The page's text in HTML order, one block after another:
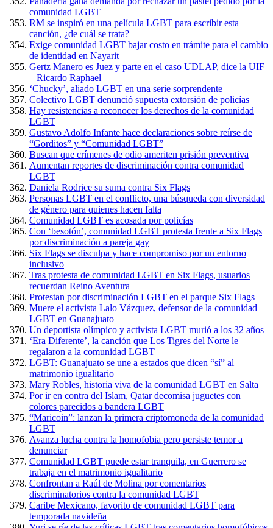
comunidad LGBT
RM se inspiró en una película LGBT para escribir esta
canción, ¿de cuál se trata?
Exige comunidad LGBT bajar costo en trámite para el cambio
de identidad en Nayarit
Gertz Manero es Juez y parte en el caso UDLAP, dice la UIF
– Ricardo Raphael
‘Chucky’, aliado LGBT en una serie sorprendente
Colectivo LGBT denunció supuesta extorsión de policías
Hay resistencias a reconocer los derechos de la comunidad
LGBT
Gustavo Adolfo Infante hace declaraciones sobre reírse de
“Gorditos” y “Comunidad LGBT”
Buscan que crímenes de odio ameriten prisión preventiva
Aumentan reportes de discriminación contra comunidad
LGBT
Daniela Rodrice su suma contra Six Flags
Personas LGBT en el conflicto, una búsqueda con diversidad
de género para quienes hacen falta
Comunidad LGBT es acosada por policías
Con ‘besotón’, comunidad LGBT protesta frente a Six Flags
por discriminación a pareja gay
Six Flags se disculpa y hace compromiso por un entorno
inclusivo
Tras protesta de comunidad LGBT en Six Flags, usuarios
recuerdan Reino Aventura
Protestan por discriminación LGBT en el parque Six Flags
Muere el activista Lalo Vázquez, defensor de la comunidad
LGBT en Guanajuato
Un deportista olímpico y activista LGBT murió a los 32 años
‘Era Diferente’, la canción que Los Tigres del Norte le
regalaron a la comunidad LGBT
LGBT: Guanajuato se une a estados que dicen “sí” al
matrimonio igualitario
Mary Robles, historia viva de la comunidad LGBT en Salta
Por ir en contra del Islam, Qatar decomisa juguetes con
colores parecidos a bandera LGBT
“Maricoin”: lanzan la primera criptomoneda de la comunidad
LGBT
Avanza lucha contra la homofobia pero persiste temor a
denunciar
Comunidad LGBT puede estar tranquila, en Guerrero se
trabaja en el matrimonio igualitario
Confrontan a Raúl de Molina por comentarios
discriminatorios contra la comunidad LGBT
Caribe Mexicano, favorito de comunidad LGBT para
temporada navideña